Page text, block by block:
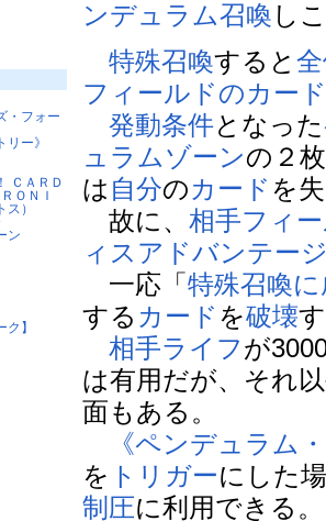
・フォー
リー》
ＣＡＲＤ
ＯＮＩ
）
ン
ク】
ンデュラム召喚 し
特殊召喚すると
フィールドのカー
発動条件となった
ュラムゾーンの２
は 自分のカード を
故に、相手フィ
ィスアドバンテー
一応「特殊召喚
する カード を破壊
相手ライフが
は有用だが、それ
面もある。
《ペンデュラム
を トリガーにした
制圧に利用できる。